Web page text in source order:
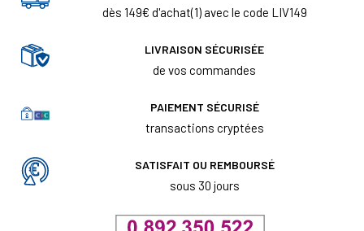
dès 149€ d'achat(1) avec le code LIV149
LIVRAISON SÉCURISÉE
de vos commandes
PAIEMENT SÉCURISÉ
transactions cryptées
SATISFAIT OU REMBOURSÉ
sous 30 jours